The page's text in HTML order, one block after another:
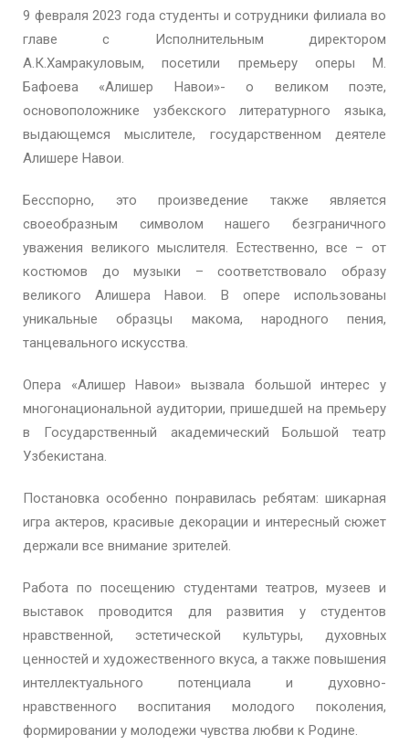
9 февраля 2023 года студенты и сотрудники филиала во
главе с Исполнительным директором
А.К.Хамракуловым, посетили премьеру оперы М.
Бафоева «Алишер Навои»- о великом поэте,
основоположнике узбекского литературного языка,
выдающемся мыслителе, государственном деятеле
Алишере Навои.
Бесспорно, это произведение также является
своеобразным символом нашего безграничного
уважения великого мыслителя. Естественно, все – от
костюмов до музыки – соответствовало образу
великого Алишера Навои. В опере использованы
уникальные образцы макома, народного пения,
танцевального искусства.
Опера «Алишер Навои» вызвала большой интерес у
многонациональной аудитории, пришедшей на премьеру
в Государственный академический Большой театр
Узбекистана.
Постановка особенно понравилась ребятам: шикарная
игра актеров, красивые декорации и интересный сюжет
держали все внимание зрителей.
Работа по посещению студентами театров, музеев и
выставок проводится для развития у студентов
нравственной, эстетической культуры, духовных
ценностей и художественного вкуса, а также повышения
интеллектуального потенциала и духовно-
нравственного воспитания молодого поколения,
формировании у молодежи чувства любви к Родине.